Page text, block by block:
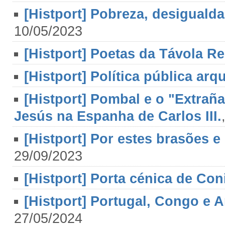
[Histport] Pobreza,
10/05/2023
[Histport] Poetas da Távola
[Histport] Política pública
[Histport] Pombal e o
Jesús na Espanha de Carlos III.
[Histport] Por estes brasões
29/09/2023
[Histport] Porta cénica de
[Histport] Portugal, Congo e
27/05/2024